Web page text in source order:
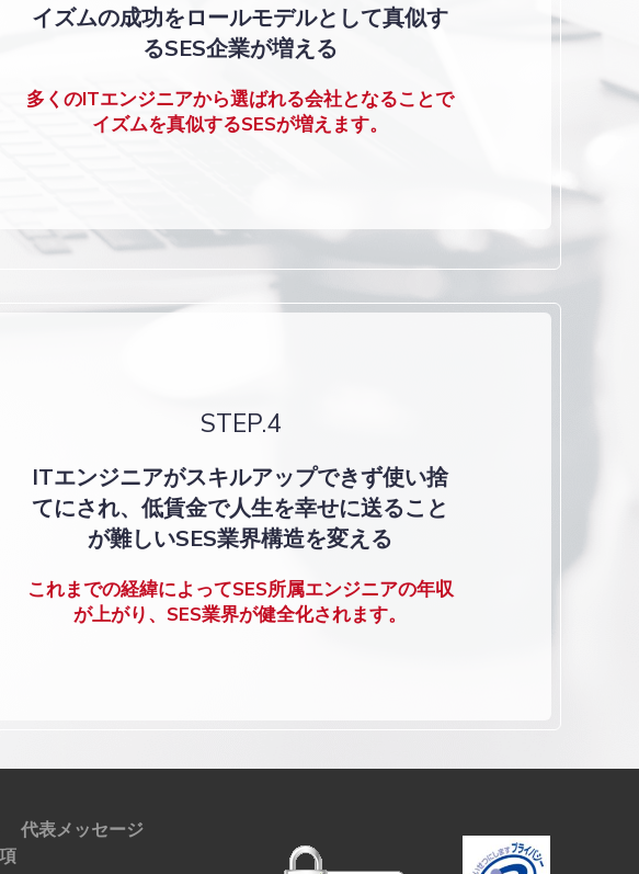
イズムの成功をロールモデルとして真似す
るSES企業が増える
多くのITエンジニアから選ばれる会社となることで
イズムを真似するSESが増えます。
STEP.4
ITエンジニアがスキルアップできず使い捨
てにされ、低賃金で人生を幸せに送ること
が難しいSES業界構造を変える
これまでの経緯によってSES所属エンジニアの年収
が上がり、SES業界が健全化されます。
代表メッセージ